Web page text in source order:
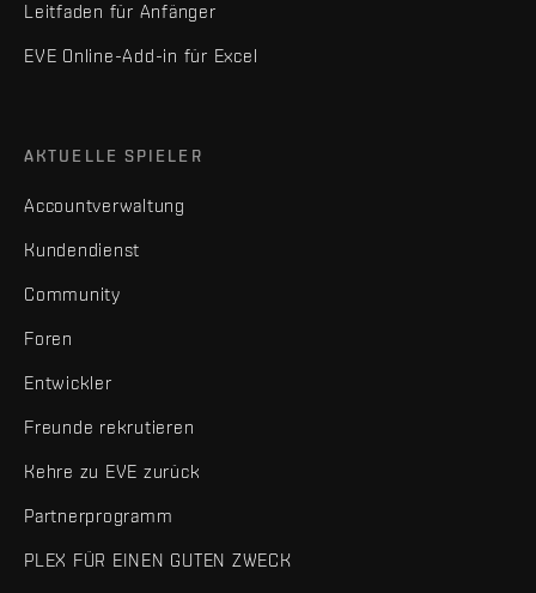
Leitfaden für Anfänger
EVE Online-Add-in für Excel
AKTUELLE SPIELER
Accountverwaltung
Kundendienst
Community
Foren
Entwickler
Freunde rekrutieren
Kehre zu EVE zurück
Partnerprogramm
PLEX FÜR EINEN GUTEN ZWECK